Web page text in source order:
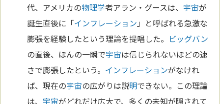
代、アメリカの物理学者アラン・グースは、 宇宙が
誕生直後に「インフレーション 」と呼ばれる急激な
膨張を経験したという理論を提唱した。 ビッグバン
の直後、ほんの一瞬で宇宙は信じられないほどの速
さで膨張したという。 インフレーションがなけれ
ば、現在の宇宙の広がりは説明できない。この理論
は、 宇宙がどれだけ広大で、多くの未知が隠されて